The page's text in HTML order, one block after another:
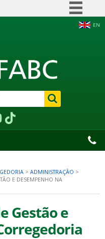
Acesso à informação
Legislação
Canais
EN
> ADMINISTRAÇÃO >
E DESEMPENHO NA
Gestão e